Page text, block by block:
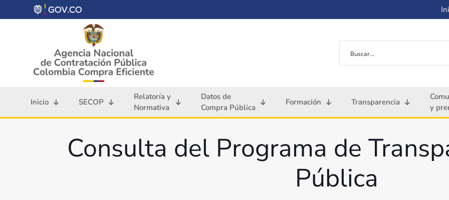
Inicio SECOP
Relatoría y
Normativa
Datos de
Compra Pública
Formación Transparencia
y
Consulta del Programa de
Pública